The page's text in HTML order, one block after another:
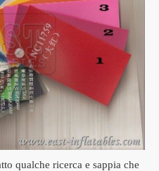
qualche ricerca e sappia che